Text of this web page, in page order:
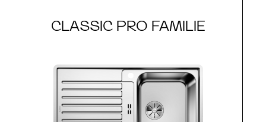
CLASSIC PRO FAMILIE